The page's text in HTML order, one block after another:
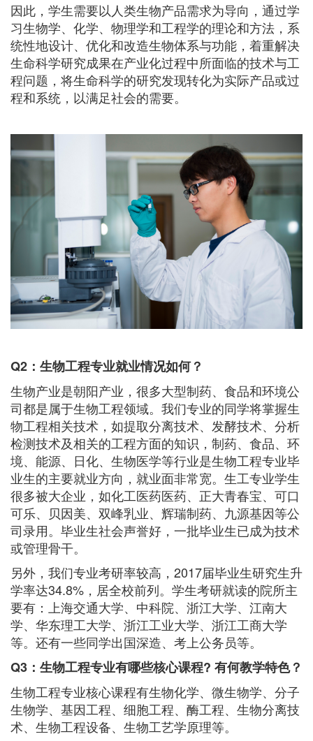
因此，学生需要以人类生物产品需求为导向，通过学
习生物学、化学、物理学和工程学的理论和方法，系
统性地设计、优化和改造生物体系与功能，着重解决
生命科学研究成果在产业化过程中所面临的技术与工
程问题，将生命科学的研究发现转化为实际产品或过
程和系统，以满足社会的需要。
Q2：生物工程专业就业情况如何？
生物产业是朝阳产业，很多大型制药、食品和环境公
司都是属于生物工程领域。我们专业的同学将掌握生
物工程相关技术，如提取分离技术、发酵技术、分析
检测技术及相关的工程方面的知识，制药、食品、环
境、能源、日化、生物医学等行业是生物工程专业毕
业生的主要就业方向，就业面非常宽。生工专业学生
很多被大企业，如化工医药医药、正大青春宝、可口
可乐、贝因美、双峰乳业、辉瑞制药、九源基因等公
司录用。毕业生社会声誉好，一批毕业生已成为技术
或管理骨干。
另外，我们专业考研率较高，2017届毕业生研究生升
学率达34.8%，居全校前列。学生考研就读的院所主
要有：上海交通大学、中科院、浙江大学、江南大
学、华东理工大学、浙江工业大学、浙江工商大学
等。还有一些同学出国深造、考上公务员等。
Q3：生物工程专业有哪些核心课程? 有何教学特色？
生物工程专业核心课程有生物化学、微生物学、分子
生物学、基因工程、细胞工程、酶工程、生物分离技
术、生物工程设备、生物工艺学原理等。